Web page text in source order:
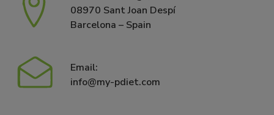
08970 Sant Joan Despí
Barcelona – Spain
Email:
info@my-pdiet.com